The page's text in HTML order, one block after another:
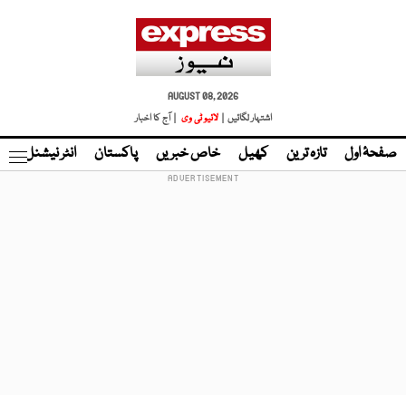
AUGUST 08, 2026
اشتہار لگائیں |
لائیو ٹی وی | آج کا اخبار
صفحۂ اول تازہ ترین کھیل خاص خبریں پاکستان انٹر نیشنل